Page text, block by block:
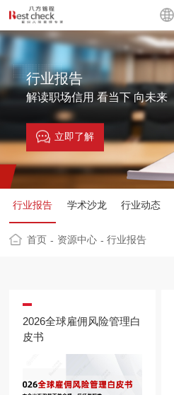
行业报告
解读职场信用 看当下 向未来
立即了解
行业报告 学术沙龙 行业动态
首页 - 资源中心 - 行业报告
2026全球雇佣风险管理白
皮书